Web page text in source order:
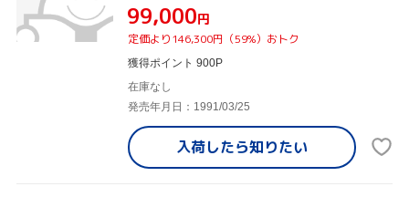
¥99,000円
定価より146,300円（59%）おトク
獲得ポイント 900P
在庫なし
発売年月日：1991/03/25
入荷したら知りたい